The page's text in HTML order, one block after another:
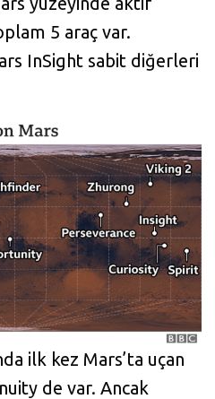
5 araç var.
InSight sabit diğerleri
ilk kez Mars’ta uçan
de var. Ancak